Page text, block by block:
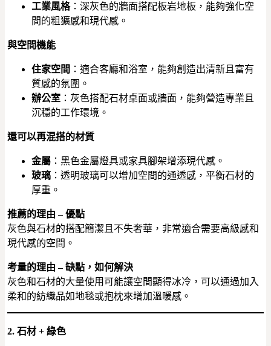
工業風格：深灰色的牆面搭配板岩地板，能夠強化空
間的粗獷感和現代感。
與空間機能
住家空間 ：適合客廳和浴室，能夠創造出清新且富有
質感的氛圍。
辦公室 ：灰色搭配石材桌面或牆面，能夠營造專業且
沉穩的工作環境。
還可以再混搭的材質
金屬 ：黑色金屬燈具或家具腳架增添現代感。
玻璃 ：透明玻璃可以增加空間的通透感，平衡石材的
厚重。
推薦的理由 – 優點
灰色與石材的搭配簡潔且不失奢華，非常適合需要高級感和
現代感的空間。
考量的理由 – 缺點，如何解決
灰色和石材的大量使用可能讓空間顯得冰冷，可以通過加入
柔和的紡織品如地毯或抱枕來增加溫暖感。
2. 石材 + 綠色